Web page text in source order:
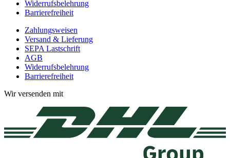
Widerrufsbelehrung
Barrierefreiheit
Zahlungsweisen
Versand & Lieferung
SEPA Lastschrift
AGB
Widerrufsbelehrung
Barrierefreiheit
Wir versenden mit